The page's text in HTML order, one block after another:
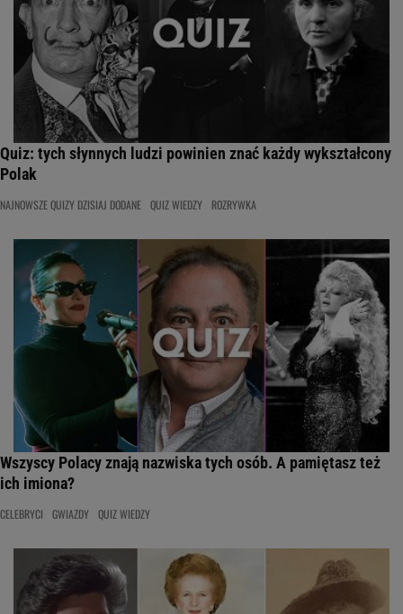
Quiz: tych słynnych ludzi powinien znać każdy wykształcony
Polak
NAJNOWSZE QUIZY DZISIAJ DODANE QUIZ WIEDZY ROZRYWKA
Wszyscy Polacy znają nazwiska tych osób. A pamiętasz też
ich imiona?
CELEBRYCI GWIAZDY QUIZ WIEDZY